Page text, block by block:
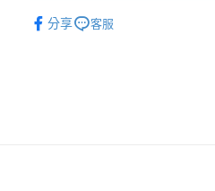
【關於「AFTEE先享後付」】
ATM付款
分享 客服